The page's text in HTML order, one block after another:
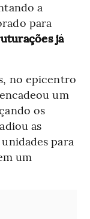
a
para
já
no epicentro
um
os
as
para
um